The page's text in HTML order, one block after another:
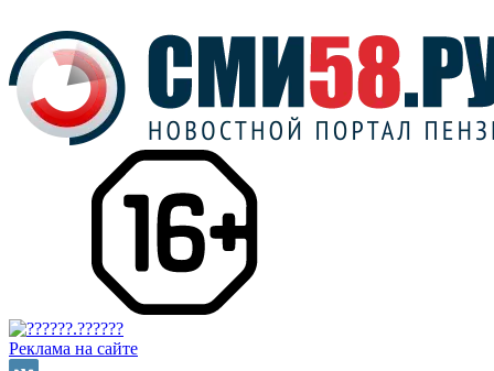
Реклама на сайте